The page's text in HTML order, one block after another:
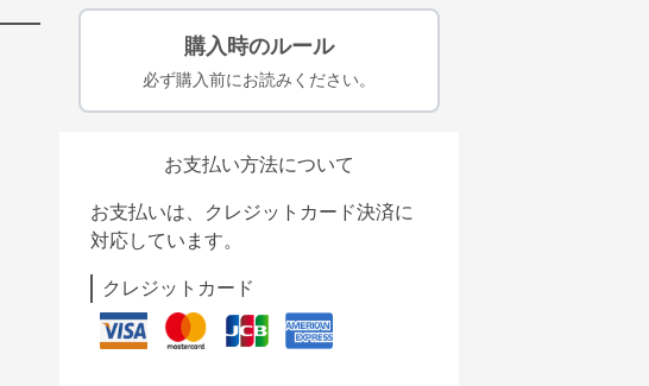
購入時のルール
必ず購入前にお読みください。
お支払い方法について
お支払いは、クレジットカード決済に
対応しています。
クレジットカード